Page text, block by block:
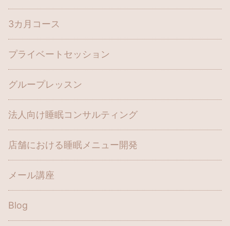
3カ月コース
プライベートセッション
グループレッスン
法人向け睡眠コンサルティング
店舗における睡眠メニュー開発
メール講座
Blog